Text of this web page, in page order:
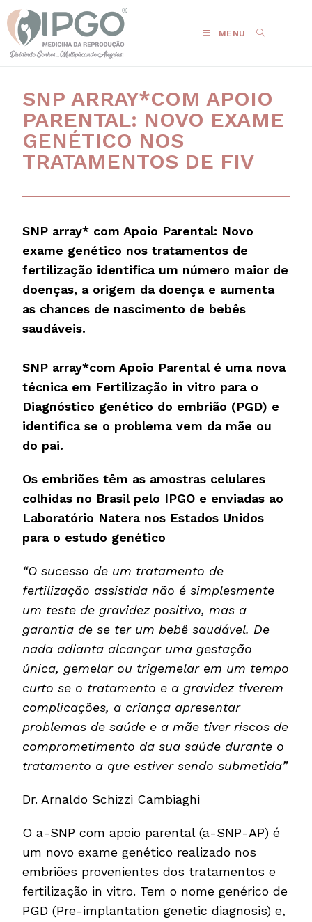
MENU
SNP ARRAY*COM APOIO
PARENTAL: NOVO EXAME
GENÉTICO NOS
TRATAMENTOS DE FIV
SNP array* com Apoio Parental: Novo
exame genético nos tratamentos de
fertilização identifica um número maior de
doenças, a origem da doença e aumenta
as chances de nascimento de bebês
saudáveis.
SNP array*com Apoio Parental é uma nova
técnica em Fertilização in vitro para o
Diagnóstico genético do embrião (PGD) e
identifica se o problema vem da mãe ou
do pai.
Os embriões têm as amostras celulares
colhidas no Brasil pelo IPGO e enviadas ao
Laboratório Natera nos Estados Unidos
para o estudo genético
“O sucesso de um tratamento de
fertilização assistida não é simplesmente
um teste de gravidez positivo, mas a
garantia de se ter um bebê saudável. De
nada adianta alcançar uma gestação
única, gemelar ou trigemelar em um tempo
curto se o tratamento e a gravidez tiverem
complicações, a criança apresentar
problemas de saúde e a mãe tiver riscos de
comprometimento da sua saúde durante o
tratamento a que estiver sendo submetida”
Dr. Arnaldo Schizzi Cambiaghi
O a-SNP com apoio parental (a-SNP-AP) é
um novo exame genético realizado nos
embriões provenientes dos tratamentos e
fertilização in vitro. Tem o nome genérico de
PGD (Pre-implantation genetic diagnosis) e,